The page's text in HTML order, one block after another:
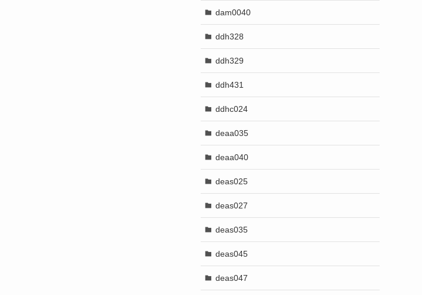
dam0040
ddh328
ddh329
ddh431
ddhc024
deaa035
deaa040
deas025
deas027
deas035
deas045
deas047